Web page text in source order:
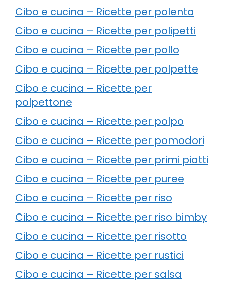
Cibo e cucina – Ricette per polenta
Cibo e cucina – Ricette per polipetti
Cibo e cucina – Ricette per pollo
Cibo e cucina – Ricette per polpette
Cibo e cucina – Ricette per
polpettone
Cibo e cucina – Ricette per polpo
Cibo e cucina – Ricette per pomodori
Cibo e cucina – Ricette per primi piatti
Cibo e cucina – Ricette per puree
Cibo e cucina – Ricette per riso
Cibo e cucina – Ricette per riso bimby
Cibo e cucina – Ricette per risotto
Cibo e cucina – Ricette per rustici
Cibo e cucina – Ricette per salsa